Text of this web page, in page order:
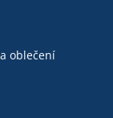
oblečení